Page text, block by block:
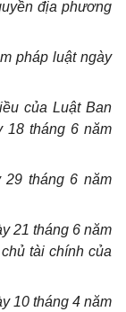
địa phương
pháp luật ngày
của Luật Ban
18 tháng 6 năm
29 tháng 6 năm
21 tháng 6 năm
tài chính của
10 tháng 4 năm